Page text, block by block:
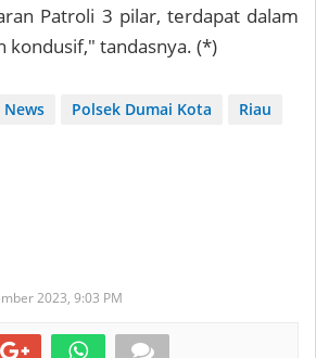
Patroli 3 pilar, terdapat dalam
kondusif," tandasnya. (*)
News Polsek Dumai Kota Riau
2023, 9:03 PM